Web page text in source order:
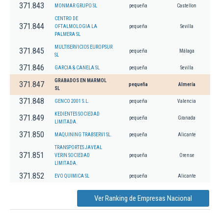
371.843 MONMAR GRUPO SL pequeña Castellon
371.844
CENTRO DE
OFTALMOLOGIA LA
PALMERA SL
pequeña Sevilla
371.845
MULTISERVICIOS EUROPSUR
SL
pequeña Málaga
371.846 GARCIA & CANELA SL pequeña Sevilla
371.847
GRABADOS EN MARMOL
SL
pequeña Almería
371.848 GENCO 2001 S.L. pequeña Valencia
371.849
KEDIENTES SOCIEDAD
LIMITADA.
pequeña Granada
371.850 MAQUINING TRABSERVI SL. pequeña Alicante
371.851
TRANSPORTES JAVEAL
VERIN SOCIEDAD
LIMITADA.
pequeña Orense
371.852 EVO QUIMICA SL pequeña Alicante
Ver Ranking de Empresas Nacional